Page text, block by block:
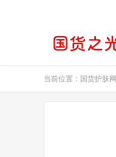
当前位置： 国货护肤网